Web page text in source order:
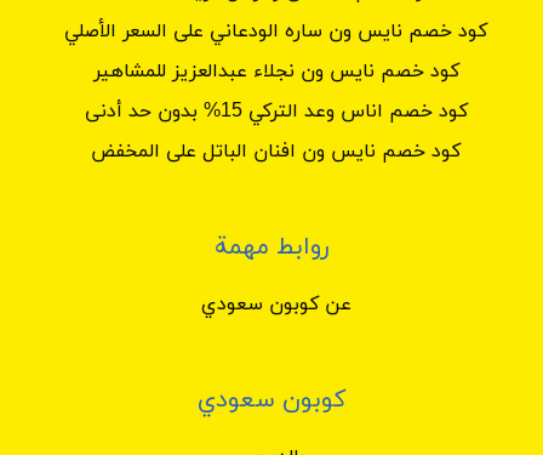
كود خصم نايس ون ساره الودعاني على السعر الأصلي
كود خصم نايس ون نجلاء عبدالعزيز للمشاهير
كود خصم اناس وعد التركي 15% بدون حد أدنى
كود خصم نايس ون افنان الباتل على المخفض
روابط مهمة
عن كوبون سعودي
كوبون سعودي